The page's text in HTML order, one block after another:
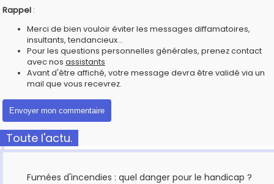
Rappel :
Merci de bien vouloir éviter les messages diffamatoires,
insultants, tendancieux...
Pour les questions personnelles générales, prenez contact
avec nos assistants
Avant d'être affiché, votre message devra être validé via un
mail que vous recevrez.
Toute l'actu.
Fumées d'incendies : quel danger pour le handicap ?